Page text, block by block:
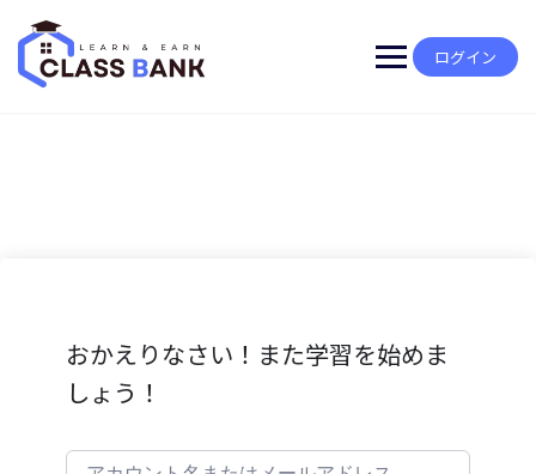
content
ログイン
おかえりなさい！また学習を始めま
しょう！